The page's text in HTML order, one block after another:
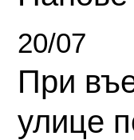
20/07
При
улице